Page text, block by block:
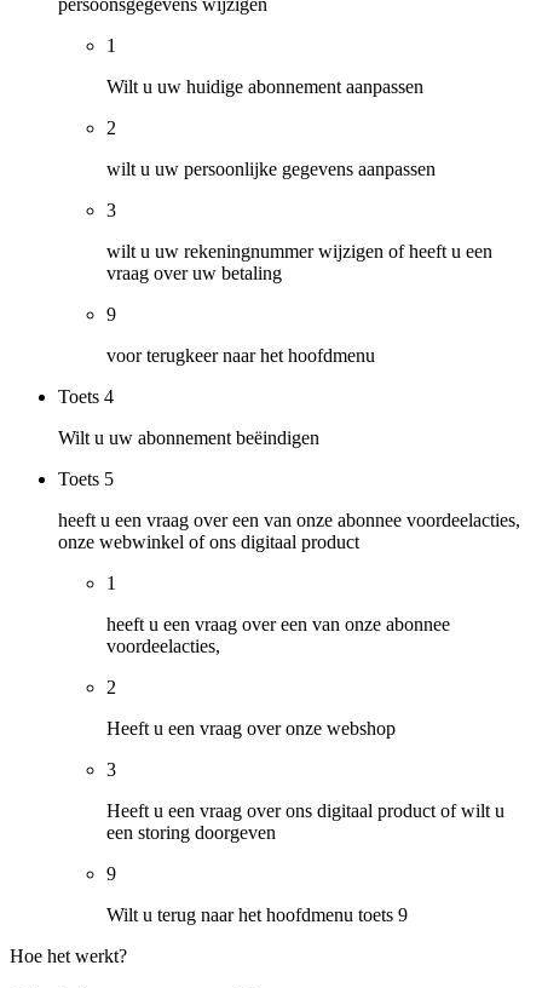
persoonsgegevens wijzigen
1
Wilt u uw huidige abonnement aanpassen
2
wilt u uw persoonlijke gegevens aanpassen
3
wilt u uw rekeningnummer wijzigen of heeft u een
vraag over uw betaling
9
voor terugkeer naar het hoofdmenu
Toets 4
Wilt u uw abonnement beëindigen
Toets 5
heeft u een vraag over een van onze abonnee voordeelacties,
onze webwinkel of ons digitaal product
1
heeft u een vraag over een van onze abonnee
voordeelacties,
2
Heeft u een vraag over onze webshop
3
Heeft u een vraag over ons digitaal product of wilt u
een storing doorgeven
9
Wilt u terug naar het hoofdmenu toets 9
Hoe het werkt?